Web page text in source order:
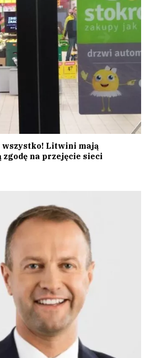
wszystko! Litwini mają
na przejęcie sieci